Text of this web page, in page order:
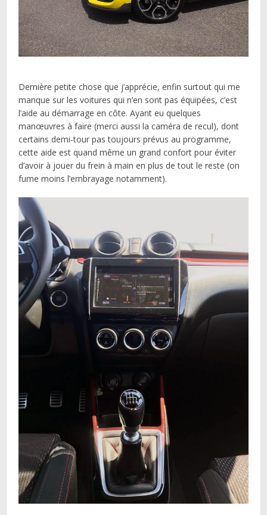
Dernière petite chose que j’apprécie, enfin surtout qui me
manque sur les voitures qui n’en sont pas équipées, c’est
l’aide au démarrage en côte. Ayant eu quelques
manœuvres à faire (merci aussi la caméra de recul), dont
certains demi-tour pas toujours prévus au programme,
cette aide est quand même un grand confort pour éviter
d’avoir à jouer du frein à main en plus de tout le reste (on
fume moins l’embrayage notamment).